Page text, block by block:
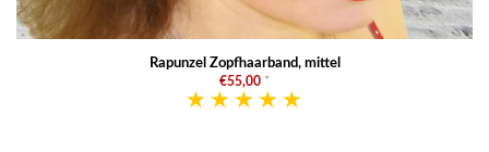
Rapunzel Zopfhaarband, mittel
€55,00 *